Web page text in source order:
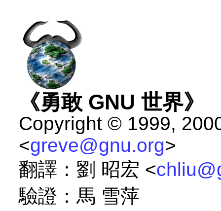
《勇敢 GNU 世界》
Copyright © 1999,
<greve@gnu.org>
翻譯：劉 昭宏 <
驗證：馬 雪萍